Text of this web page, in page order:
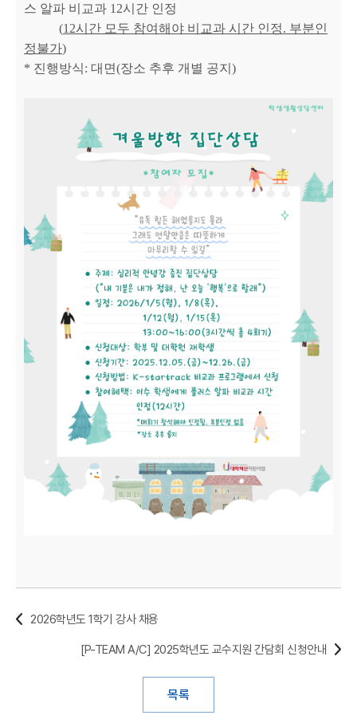
스 알파 비교과 12시간 인정
(12시간 모두 참여해야 비교과 시간 인정. 부분인
정불가)
* 진행방식: 대면(장소 추후 개별 공지)
2026학년도 1학기 강사 채용
목록
[P-TEAM A/C] 2025학년도 교수지원 간담회 신청안내